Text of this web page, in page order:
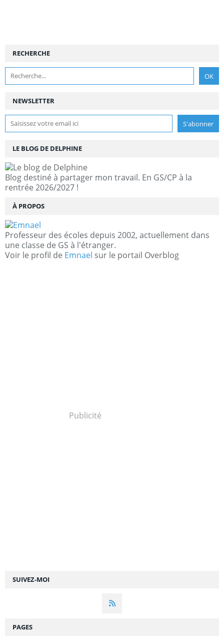
NEWSLETTER
SUIVEZ-MOI
RECHERCHE
LE BLOG DE DELPHINE
Blog destiné à partager mon travail. En GS/CP à la
rentrée 2026/2027 !
À PROPOS
Professeur des écoles depuis 2002, actuellement dans
une classe de GS à l'étranger.
Voir le profil de Emnael sur le portail Overblog
Publicité
PAGES